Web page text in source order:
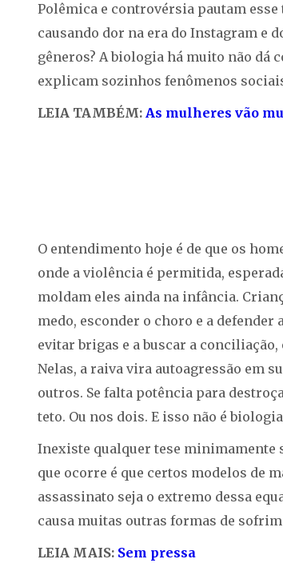
Polêmica e controvérsia pautam
causando dor na era do Instagram e
gêneros? A biologia há muito não dá
explicam sozinhos fenômenos
LEIA TAMBÉM: As mulheres vão
O entendimento hoje é de que os
onde a violência é permitida,
moldam eles ainda na infância.
medo, esconder o choro e a defender
evitar brigas e a buscar a
Nelas, a raiva vira autoagressão em
outros. Se falta potência para
teto. Ou nos dois. E isso não é
Inexiste qualquer tese minimamente
que ocorre é que certos modelos de
assassinato seja o extremo dessa
causa muitas outras formas de
LEIA MAIS: Sem pressa